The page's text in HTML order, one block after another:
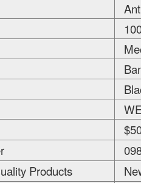
Products